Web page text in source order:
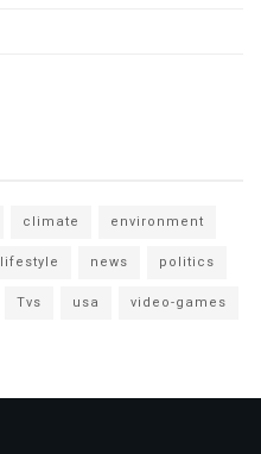
climate
environment
lifestyle news
politics
Tvs usa video-games